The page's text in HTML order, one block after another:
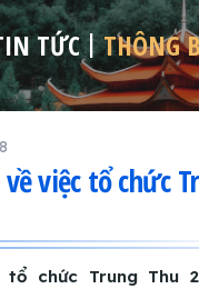
TỨC THÔNG
việc tổ chức
tổ chức Trung Thu